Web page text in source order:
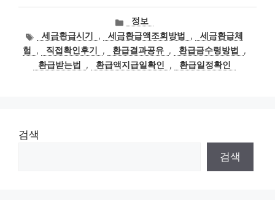
카
테
고
리
정보
태세금환급시기 , 세금환급액조회방법 ,
세금환급체
험
, 직접확인후기 , 환급결과공유 , 환급금수령방법
,
환급받는법
, 환급액지급일확인 , 환급일정확인
검색
검색